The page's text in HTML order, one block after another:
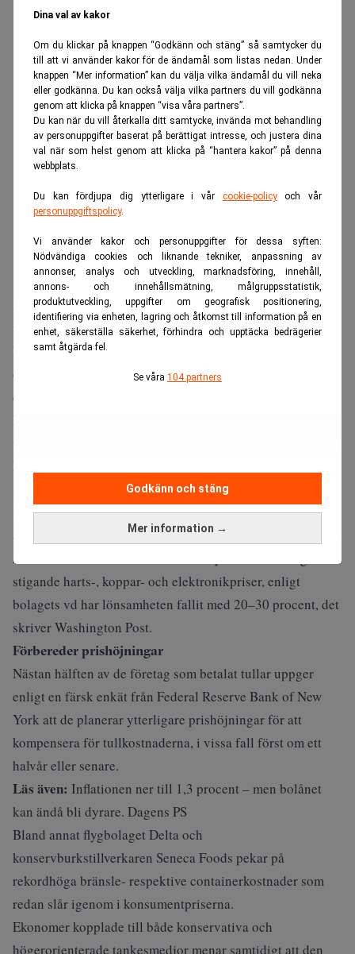
Dina val av kakor
Om du klickar på knappen “Godkänn och stäng” så samtycker du
till att vi använder kakor för de ändamål som listas nedan. Under
knappen “Mer information” kan du välja vilka ändamål du vill neka
eller godkänna. Du kan också välja vilka partners du vill godkänna
genom att klicka på knappen “visa våra partners”.
Du kan när du vill återkalla ditt samtycke, invända mot behandling
av personuppgifter baserat på berättigat intresse, och justera dina
val när som helst genom att klicka på “hantera kakor” på denna
webbplats.
Du kan fördjupa dig ytterligare i vår cookie-policyoch vår
personuppgiftspolicy.
Vi använder kakor och personuppgifter för dessa syften:
Nödvändiga cookies och liknande tekniker, anpassning av
annonser, analys och utveckling, marknadsföring, innehåll,
annons- och innehållsmätning, målgruppsstatistik,
produktutveckling, uppgifter om geografisk positionering,
identifiering via enheten, lagring och åtkomst till information på en
enhet, säkerställa säkerhet, förhindra och upptäcka bedrägerier
samt åtgärda fel.
Se våra 104 partners
Mer information →
Godkänn och stäng
ANNONS
De inflationsdrivande krafter väntas snarare tillta än avta:
tullar arbetar sig fortfarande genom leverantörskedjorna,
kriget i Mellanöstern håller oljemarknaden på helspänn,
och en boom inom AI-infrastruktur driver upp priserna på
elektronikkomponenter och el.
Missa inte:
världsekonomin. Realtid
Flera företagsledare vittnar om pressade marginaler.
Stålpriset har nästan fördubblats på 15 månader för Calder
Brothers, en sydkarolinsk tillverkare av
asfalteringsmaskiner, medan den 125 år gamla familjeägda
lastbilstillverkaren Grote Industries pressas samtidigt av
stigande harts-, koppar- och elektronikpriser, enligt
bolagets vd har lönsamheten fallit med 20–30 procent, det
skriverWashington Post.
Förbereder prishöjningar
Nästan hälften av de företag som betalat tullar uppger
enligt en färsk enkät från Federal Reserve Bank of New
York att de planerar ytterligare prishöjningar för att
kompensera för tullkostnaderna, i vissa fall först om ett
halvår eller senare.
Läs även: Inflationen ner till 1,3 procent – men bolånet
kan ändå bli dyrare. Dagens PS
Bland annat flygbolaget Delta och
konservburkstillverkaren Seneca Foods pekar på
rekordhöga bränsle- respektive containerkostnader som
redan slår igenom i konsumentpriserna.
Ekonomer kopplade till både konservativa och
högerorienterade tankesmedjor menar samtidigt att den